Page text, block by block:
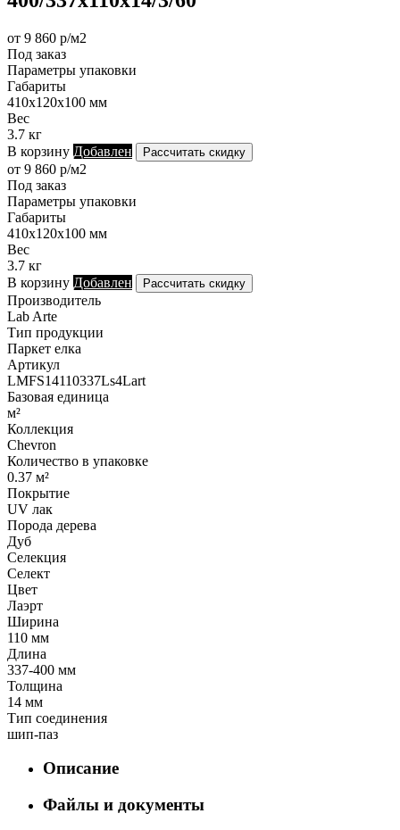
от 9 860 р/м2
Под заказ
Параметры упаковки
Габариты
410х120х100 мм
Вес
3.7 кг
В корзину Добавлен Рассчитать скидку
от 9 860 р/м2
Под заказ
Параметры упаковки
Габариты
410х120х100 мм
Вес
3.7 кг
В корзину Добавлен Рассчитать скидку
Производитель
Lab Arte
Тип продукции
Паркет елка
Артикул
LMFS14110337Ls4Lart
Базовая единица
м²
Коллекция
Chevron
Количество в упаковке
0.37 м²
Покрытие
UV лак
Порода дерева
Дуб
Селекция
Селект
Цвет
Лаэрт
Ширина
110 мм
Длина
337-400 мм
Толщина
14 мм
Тип соединения
шип-паз
Описание
Файлы и документы